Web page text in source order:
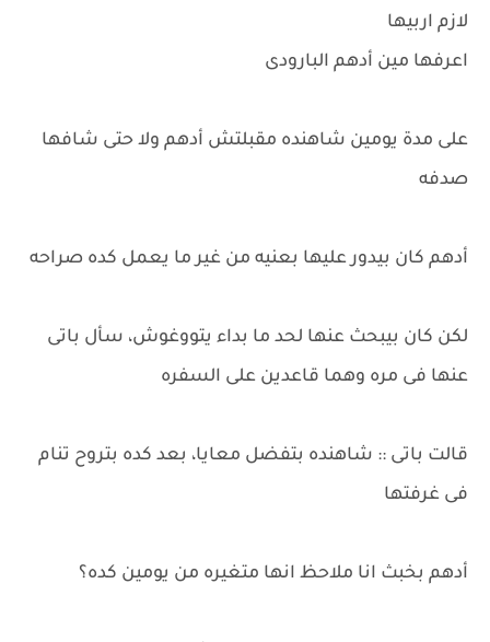
لازم اربيها
اعرفها مين أدهم البارودى
على مدة يومين شاهنده مقبلتش أدهم ولا حتى شافها
صدفه
أدهم كان بيدور عليها بعنيه من غير ما يعمل كده صراحه
لكن كان بيبحث عنها لحد ما بداء يتووغوش، سأل باتى
عنها فى مره وهما قاعدين على السفره
قالت باتى :: شاهنده بتفضل معايا، بعد كده بتروح تنام
فى غرفتها
أدهم بخبث انا ملاحظ انها متغيره من يومين كده؟